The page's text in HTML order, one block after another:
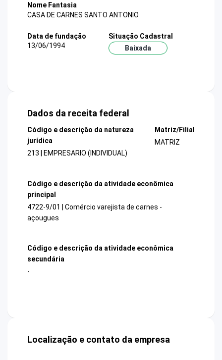
Nome Fantasia
CASA DE CARNES SANTO ANTONIO
Data de fundação
13/06/1994
Situação Cadastral
Baixada
Dados da receita federal
Código e descrição da natureza
jurídica
213 | EMPRESARIO (INDIVIDUAL)
Matriz/Filial
MATRIZ
Código e descrição da atividade econômica
principal
4722-9/01 | Comércio varejista de carnes -
açougues
Código e descrição da atividade econômica
secundária
-
Localização e contato da empresa